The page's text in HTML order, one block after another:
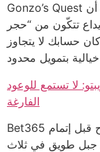
Gonzo’s Quest لا تُظهر فقط سرعة اللعبة، بل تكشف أن
تتكّون من “حجر
50 دولار. إذا كان حسابك لا يتجاوز
لا تستمع للوعود
الفارغة
Bet365 يضيف شرطًا آخر: لا يمكن سحب الأرباح قبل إتمام
جبل طويق في ثلاث